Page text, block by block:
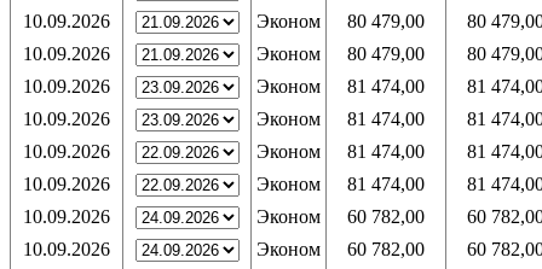
10.09.2026
Эконом 80 479,00
80
10.09.2026
Эконом 80 479,00
80
10.09.2026
Эконом 81 474,00
81
10.09.2026
Эконом 81 474,00
81
10.09.2026
Эконом 81 474,00
81
10.09.2026
Эконом 81 474,00
81
10.09.2026
Эконом 60 782,00
60
10.09.2026
Эконом 60 782,00
60